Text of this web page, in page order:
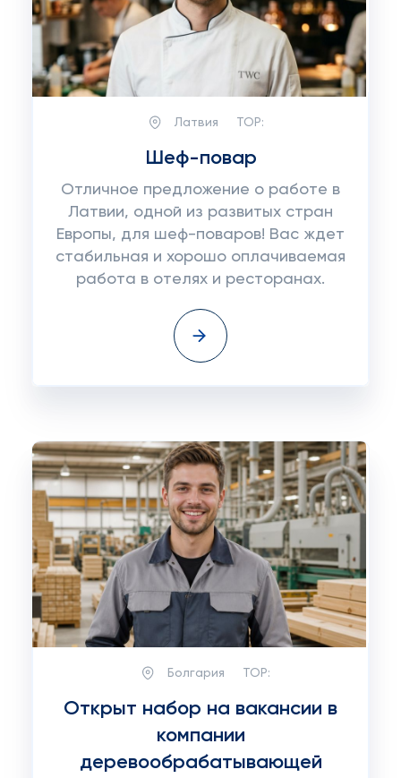
Латвия TOP:
Шеф-повар
Отличное предложение о работе в
Латвии, одной из развитых стран
Европы, для шеф-поваров! Вас ждет
стабильная и хорошо оплачиваемая
работа в отелях и ресторанах.
Болгария TOP:
Открыт набор на вакансии в
компании
деревообрабатывающей